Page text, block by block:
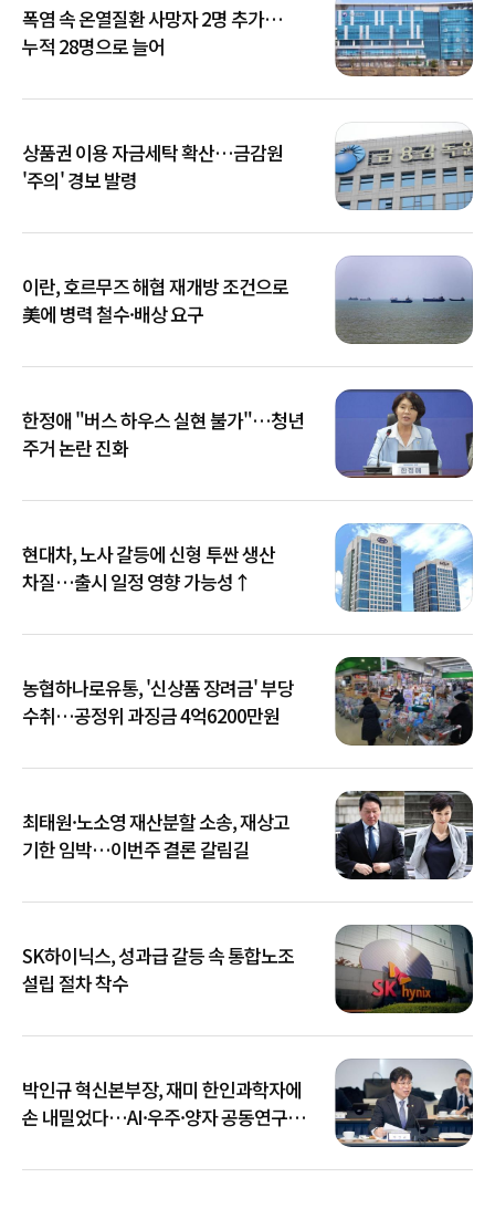
폭염 속 온열질환 사망자 2명 추가…
누적 28명으로 늘어
상품권 이용 자금세탁 확산…금감원
'주의' 경보 발령
이란, 호르무즈 해협 재개방 조건으로
美에 병력 철수·배상 요구
한정애 "버스 하우스 실현 불가"…청년
주거 논란 진화
현대차, 노사 갈등에 신형 투싼 생산
차질…출시 일정 영향 가능성↑
농협하나로유통, '신상품 장려금' 부당
수취…공정위 과징금 4억6200만원
최태원·노소영 재산분할 소송, 재상고
기한 임박…이번주 결론 갈림길
SK하이닉스, 성과급 갈등 속 통합노조
설립 절차 착수
박인규 혁신본부장, 재미 한인과학자에
손 내밀었다…AI·우주·양자 공동연구